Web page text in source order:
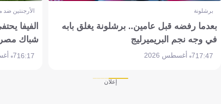
برشلونة
بعدما رفضه قبل عامين.. برشلونة يغلق بابه
في وجه نجم البريميرليج
17:477 أغسطس 2026
الأرجنتين
الفيفا
شباك
16:177 أغسطس 2026
إعلان